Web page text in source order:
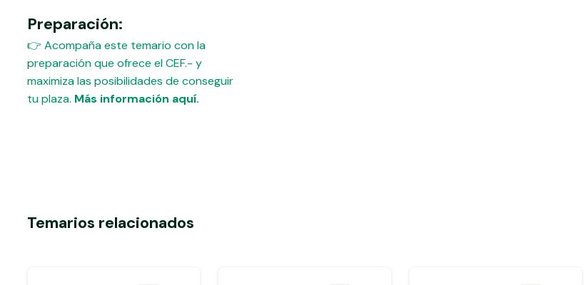
Preparación:
👉 Acompaña este temario con la
preparación que ofrece el CEF.- y
maximiza las posibilidades de conseguir
tu plaza. Más información aquí.
Temarios relacionados